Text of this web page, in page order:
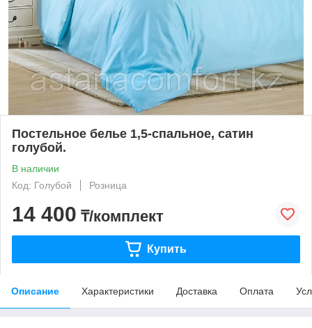
Постельное белье 1,5-спальное, сатин
голубой.
В наличии
Код: Голубой
Розница
14 400 ₸/комплект
Купить
Описание Характеристики Доставка Оплата